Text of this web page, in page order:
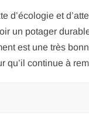
d’écologie et
un potager
est une très
qu’il continue à